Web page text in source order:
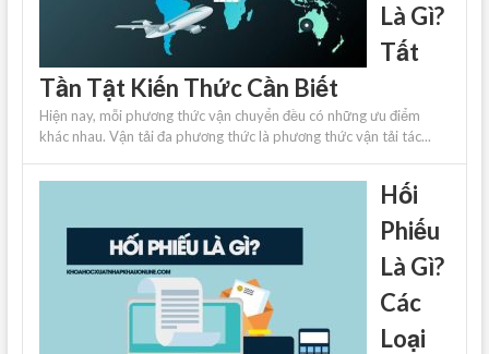
Là Gì?
Tất
Tần Tật Kiến Thức Cần Biết
Hiện nay, mỗi phương thức vận chuyển đều có những ưu điểm
khác nhau. Vận tải đa phương thức là phương thức vận tải tác...
Hối
Phiếu
Là Gì?
Các
Loại